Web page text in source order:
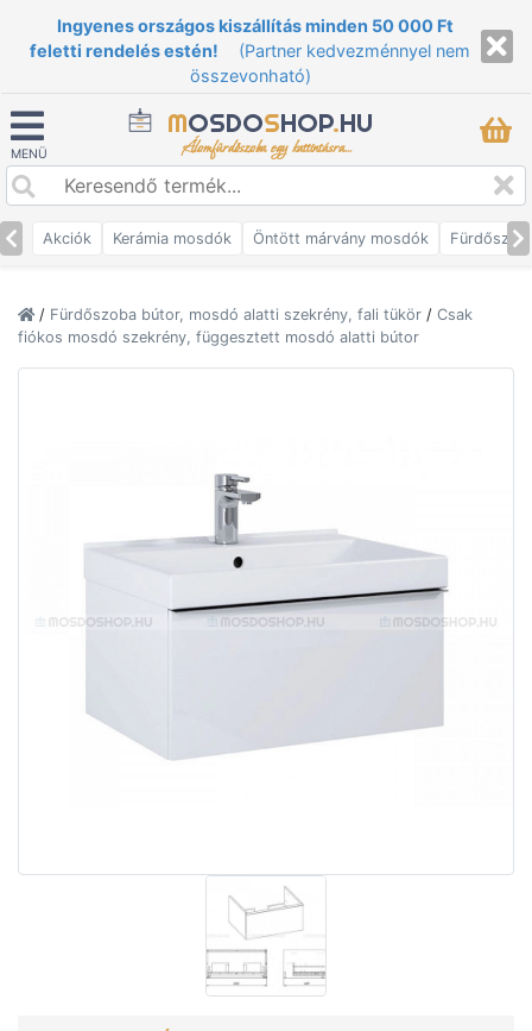
Ingyenes országos kiszállítás minden 50 000 Ft
feletti rendelés estén!
(Partner kedvezménnyel nem
összevonható)
MENÜ
MOSDOSHOP.HU
Álomfürdőszoba egy kattintásra...
Akciók Kerámia mosdók Öntött márvány mosdók
/ Fürdőszoba bútor, mosdó alatti szekrény, fali tükör / Csak
fiókos mosdó szekrény, függesztett mosdó alatti bútor